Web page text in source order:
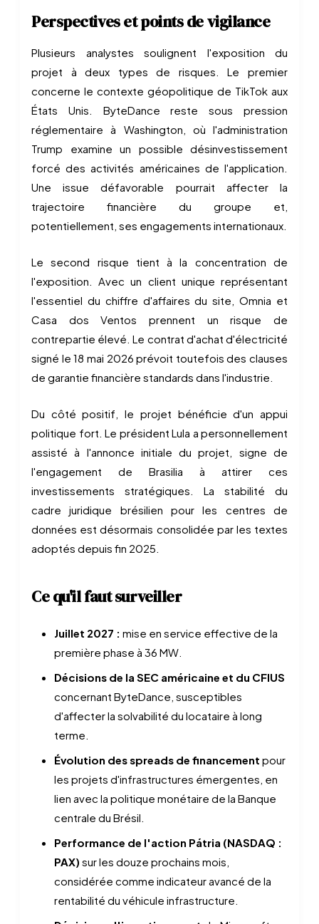
Perspectives et points de vigilance
Plusieurs analystes soulignent l'exposition du
projet à deux types de risques. Le premier
concerne le contexte géopolitique de TikTok aux
États Unis. ByteDance reste sous pression
réglementaire à Washington, où l'administration
Trump examine un possible désinvestissement
forcé des activités américaines de l'application.
Une issue défavorable pourrait affecter la
trajectoire financière du groupe et,
potentiellement, ses engagements internationaux.
Le second risque tient à la concentration de
l'exposition. Avec un client unique représentant
l'essentiel du chiffre d'affaires du site, Omnia et
Casa dos Ventos prennent un risque de
contrepartie élevé. Le contrat d'achat d'électricité
signé le 18 mai 2026 prévoit toutefois des clauses
de garantie financière standards dans l'industrie.
Du côté positif, le projet bénéficie d'un appui
politique fort. Le président Lula a personnellement
assisté à l'annonce initiale du projet, signe de
l'engagement de Brasilia à attirer ces
investissements stratégiques. La stabilité du
cadre juridique brésilien pour les centres de
données est désormais consolidée par les textes
adoptés depuis fin 2025.
Ce qu'il faut surveiller
Juillet 2027 : mise en service effective de la
première phase à 36 MW.
Décisions de la SEC américaine et du CFIUS
concernant ByteDance, susceptibles
d'affecter la solvabilité du locataire à long
terme.
Évolution des spreads de financement pour
les projets d'infrastructures émergentes, en
lien avec la politique monétaire de la Banque
centrale du Brésil.
Performance de l'action Pátria (NASDAQ :
PAX) sur les douze prochains mois,
considérée comme indicateur avancé de la
rentabilité du véhicule infrastructure.